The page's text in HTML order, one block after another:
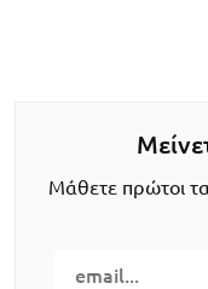
Μάθετε πρώτοι